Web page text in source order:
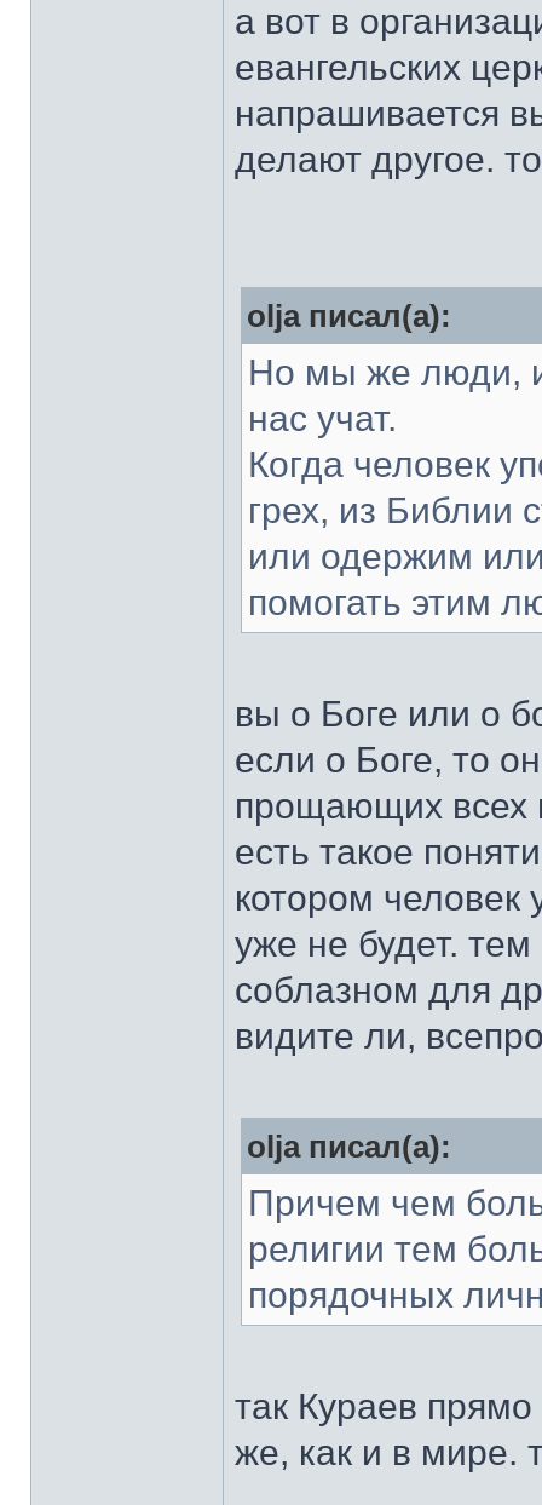
а вот в
евангельских
напрашивается
делают другое.
olja писал(а):
Но мы же люди,
нас учат.
Когда человек
грех, из Библии
или одержим
помогать этим
вы о Боге или о
если о Боге, то
прощающих всех
есть такое
котором человек
уже не будет.
соблазном для
видите ли,
olja писал(а):
Причем чем
религии тем
порядочных
так Кураев прямо
же, как и в мире.